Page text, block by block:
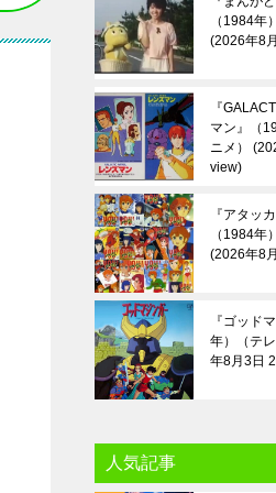
（1984年
2026年8
『
マン』（
ニメ）
view
『アタッ
（1984年
2026年8
『ゴッド
年）（テレ
年8月3日
人気記事